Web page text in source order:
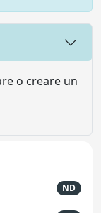
o creare un
ND